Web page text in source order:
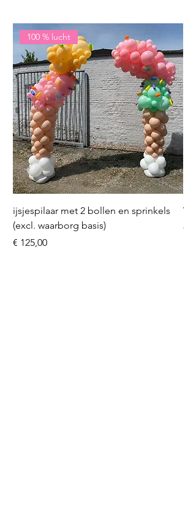
100 % lucht
ijsjespilaar met 2 bollen en sprinkels
(excl. waarborg basis)
Prijs
€ 125,00
Prijs
€